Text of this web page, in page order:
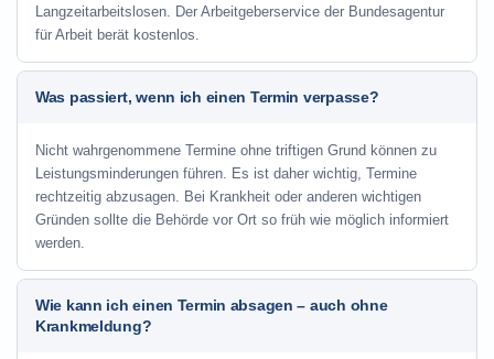
Langzeitarbeitslosen. Der Arbeitgeberservice der Bundesagentur
für Arbeit berät kostenlos.
Was passiert, wenn ich einen Termin verpasse?
Nicht wahrgenommene Termine ohne triftigen Grund können zu
Leistungsminderungen führen. Es ist daher wichtig, Termine
rechtzeitig abzusagen. Bei Krankheit oder anderen wichtigen
Gründen sollte die Behörde vor Ort so früh wie möglich informiert
werden.
Wie kann ich einen Termin absagen – auch ohne
Krankmeldung?